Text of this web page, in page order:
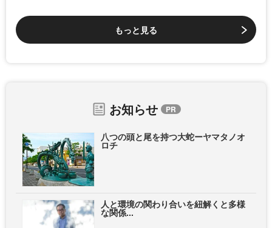
もっと見る
お知らせ
八つの頭と尾を持つ大蛇ーヤマタノオ
ロチ
人と環境の関わり合いを紐解くと多様
な関係...